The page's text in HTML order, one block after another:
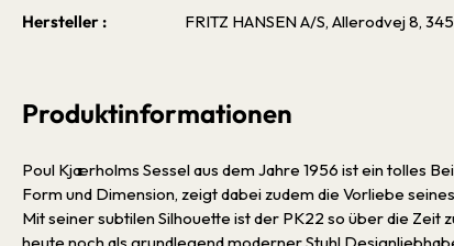
Hersteller : FRITZ HANSEN A/S, Allerodvej 8,
Produktinformationen
Poul Kjærholms Sessel aus dem Jahre 1956 ist ein tolles
Form und Dimension, zeigt dabei zudem die Vorliebe
Mit seiner subtilen Silhouette ist der PK22 so über die